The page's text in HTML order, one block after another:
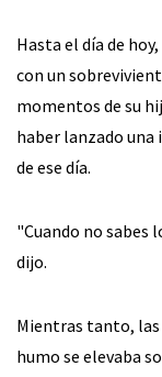
Hasta el día de
con un
momentos de su
haber lanzado una
de ese día.
"Cuando no sabes
dijo.
Mientras tanto, las
humo se elevaba